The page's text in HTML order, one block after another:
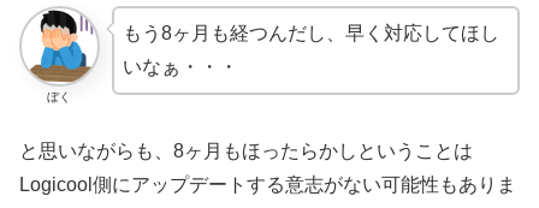
ぼく
もう8ヶ月も経つんだし、早く対応してほし
いなぁ・・・
と思いながらも、8ヶ月もほったらかしということは
Logicool側にアップデートする意志がない可能性もありま